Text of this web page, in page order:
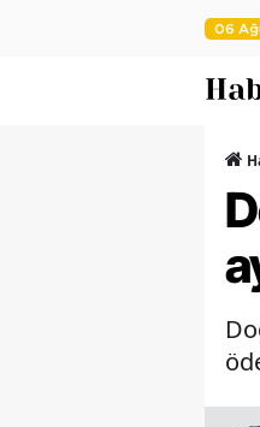
06